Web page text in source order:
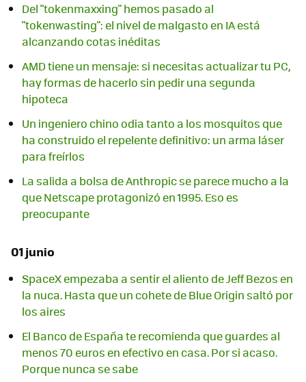
Del "tokenmaxxing" hemos pasado al
"tokenwasting": el nivel de malgasto en IA está
alcanzando cotas inéditas
AMD tiene un mensaje: si necesitas actualizar tu PC,
hay formas de hacerlo sin pedir una segunda
hipoteca
Un ingeniero chino odia tanto a los mosquitos que
ha construido el repelente definitivo: un arma láser
para freírlos
La salida a bolsa de Anthropic se parece mucho a la
que Netscape protagonizó en 1995. Eso es
preocupante
01 junio
SpaceX empezaba a sentir el aliento de Jeff Bezos en
la nuca. Hasta que un cohete de Blue Origin saltó por
los aires
El Banco de España te recomienda que guardes al
menos 70 euros en efectivo en casa. Por si acaso.
Porque nunca se sabe